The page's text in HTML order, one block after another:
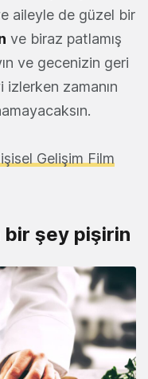
aileyle de güzel bir
ve biraz patlamış
ve gecenizin geri
izlerken zamanın
Gelişim Film
bir şey pişirin